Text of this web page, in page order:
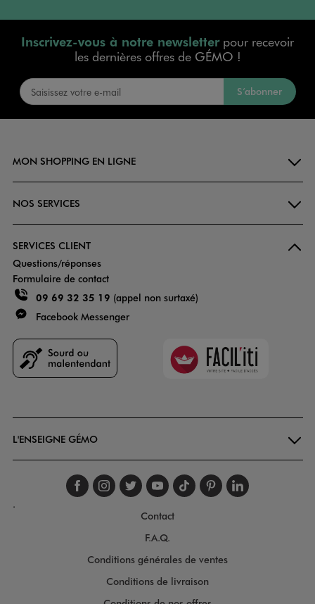
Inscrivez-vous à notre newsletterpour recevoir
les dernières offres de GÉMO !
S’abonner
MON SHOPPING EN LIGNE
NOS SERVICES
SERVICES CLIENT
Questions/réponses
Formulaire de contact
09 69 32 35 19 (appel non surtaxé)
Facebook Messenger
Faciliti
L'ENSEIGNE GÉMO
Suivez-nous sur
Suivez-nous sur
Suivez-nous sur
Suivez-nous
Suivez-nous
Suivez-
.
Contact
F.A.Q.
Conditions générales de ventes
Conditions de livraison